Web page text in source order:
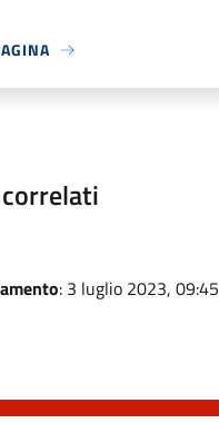
: 3 luglio 2023, 09:45